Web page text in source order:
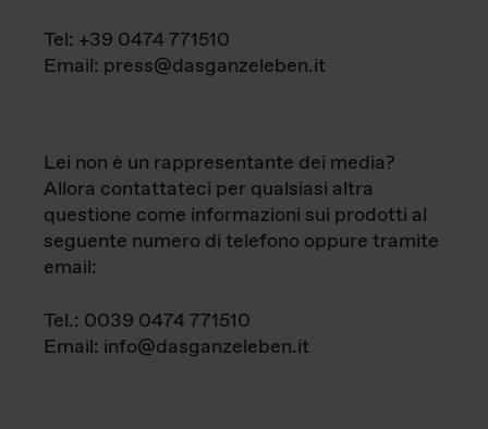
Tel: +39 0474 771510
Email: press@dasganzeleben.it
Lei non è un rappresentante dei media?
Allora contattateci per qualsiasi altra
questione come informazioni sui prodotti al
seguente numero di telefono oppure tramite
email:
Tel.: 0039 0474 771510
Email: info@dasganzeleben.it